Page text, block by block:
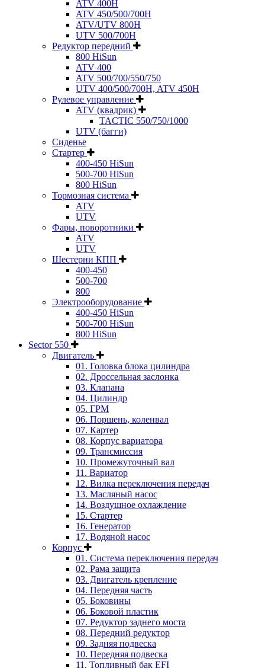
ATV 400H
ATV 450/500/700H
ATV/UTV 800H
UTV 500/700H
Редуктор передний
800 HiSun
ATV 400
ATV 500/700/550/750
UTV 400/500/700H, ATV 450H
Рулевое управление
ATV (квадрик)
TACTIC 550/750/1000
UTV (багги)
Сиденье
Стартер
400-450 HiSun
500-700 HiSun
800 HiSun
Тормозная система
ATV
UTV
Фары, поворотники
ATV
UTV
Шестерни КПП
400-450
500-700
800
Электрооборудование
400-450 HiSun
500-700 HiSun
800 HiSun
Sector 550
Двигатель
01. Головка блока цилиндра
02. Дроссельная заслонка
03. Клапана
04. Цилиндр
05. ГРМ
06. Поршень, коленвал
07. Картер
08. Корпус вариатора
09. Трансмиссия
10. Промежуточный вал
11. Вариатор
12. Вилка переключения передач
13. Масляный насос
14. Воздушное охлаждение
15. Стартер
16. Генератор
17. Водяной насос
Корпус
01. Система переключения передач
02. Рама защита
03. Двигатель крепление
04. Передняя часть
05. Боковины
06. Боковой пластик
07. Редуктор заднего моста
08. Передний редуктор
09. Задняя подвеска
10. Передняя подвеска
11. Топливный бак EFI